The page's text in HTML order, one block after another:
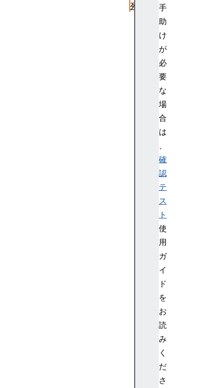
手
助
け
が
必
要
な
場
合
は
確
認
テ
ス
ト
使
用
ガ
イ
ド
を
お
読
み
く
だ
さ
列